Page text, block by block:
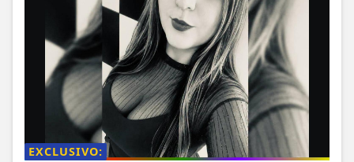
EXCLUSIVO: